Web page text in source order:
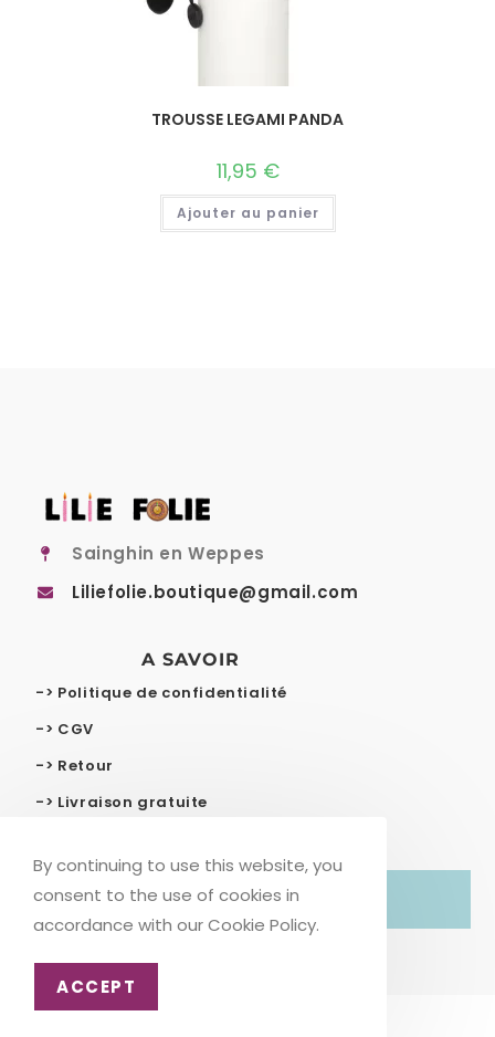
TROUSSE LEGAMI PANDA
11,95 €
Ajouter au panier
Sainghin en Weppes
Liliefolie.boutique@gmail.com
A SAVOIR
-> Politique de confidentialité
-> CGV
-> Retour
-> Livraison gratuite
© COPYRIGHT – LILIE FOLIE
By continuing to use this website, you
consent to the use of cookies in
accordance with our Cookie Policy.
ACCEPT